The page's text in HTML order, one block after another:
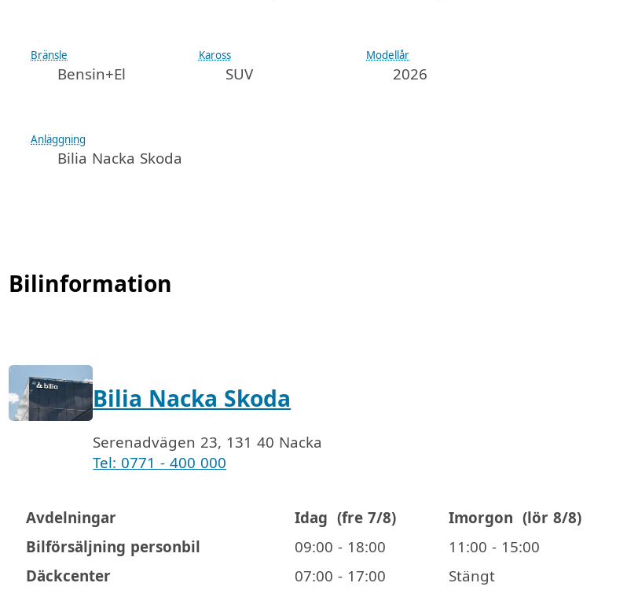
Bränsle
Bensin+El
Kaross
SUV
Modellår
2026
Anläggning
Bilia Nacka Skoda
Bilinformation
Bilia Nacka Skoda
Serenadvägen 23, 131 40 Nacka
Tel: 0771 - 400 000
Öppettider
Avdelningar Idag (fre 7/8) Imorgon (lör 8/8)
Bilförsäljning personbil
09:00 - 18:00
11:00 - 15:00
Däckcenter
07:00 - 17:00
Stängt